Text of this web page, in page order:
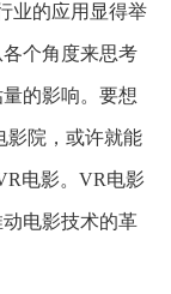
的应用显得举
个角度来思考
的影响。要想
影院，或许就能
电影。VR电影
电影技术的革